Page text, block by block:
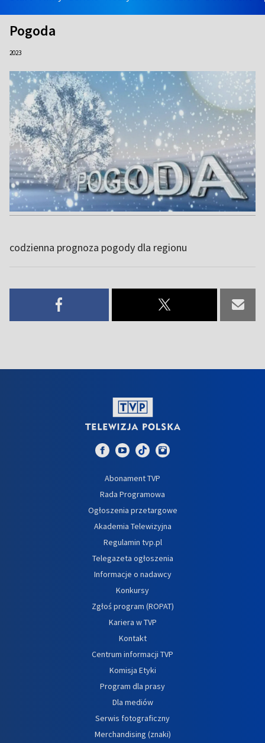
Pogoda
2023
codzienna prognoza pogody dla regionu
Abonament TVP
Rada Programowa
Ogłoszenia przetargowe
Akademia Telewizyjna
Regulamin tvp.pl
Telegazeta ogłoszenia
Informacje o nadawcy
Konkursy
Zgłoś program (ROPAT)
Kariera w TVP
Kontakt
Centrum informacji TVP
Komisja Etyki
Program dla prasy
Dla mediów
Serwis fotograficzny
Merchandising (znaki)